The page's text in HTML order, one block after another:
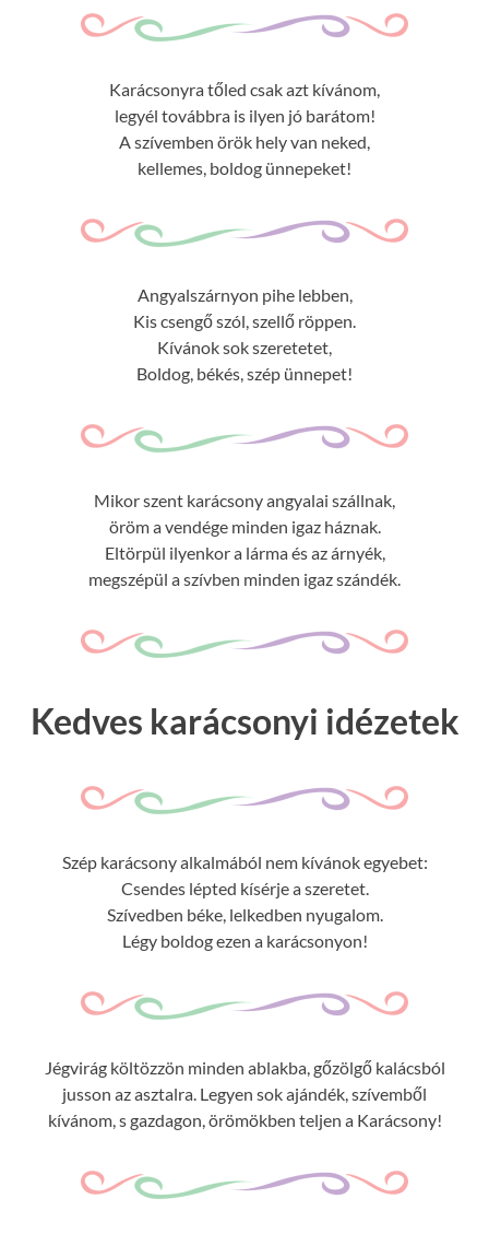
Karácsonyra tőled csak azt kívánom,
legyél továbbra is ilyen jó barátom!
A szívemben örök hely van neked,
kellemes, boldog ünnepeket!
Angyalszárnyon pihe lebben,
Kis csengő szól, szellő röppen.
Kívánok sok szeretetet,
Boldog, békés, szép ünnepet!
Mikor szent karácsony angyalai szállnak,
öröm a vendége minden igaz háznak.
Eltörpül ilyenkor a lárma és az árnyék,
megszépül a szívben minden igaz szándék.
Kedves karácsonyi idézetek
Szép karácsony alkalmából nem kívánok egyebet:
Csendes lépted kísérje a szeretet.
Szívedben béke, lelkedben nyugalom.
Légy boldog ezen a karácsonyon!
Jégvirág költözzön minden ablakba, gőzölgő kalácsból
jusson az asztalra. Legyen sok ajándék, szívemből
kívánom, s gazdagon, örömökben teljen a Karácsony!